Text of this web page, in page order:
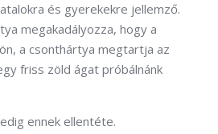
és gyerekekre jellemző.
megakadályozza, hogy a
a csonthártya megtartja az
friss zöld ágat próbálnánk
ennek ellentéte.